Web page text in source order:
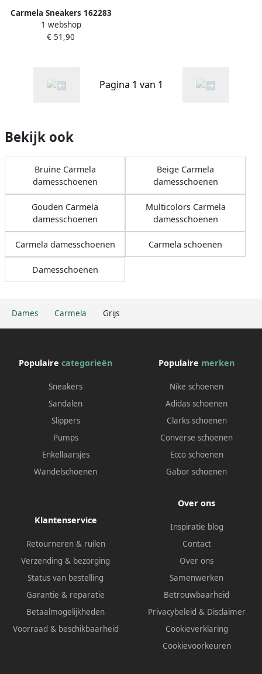
Dames Carmela Grijs
Carmela Sneakers 162283
1 webshop
€ 51,90
Pagina 1 van 1
Bekijk ook
Bruine Carmela
damesschoenen
Beige Carmela
damesschoenen
Gouden Carmela
damesschoenen
Multicolors Carmela
damesschoenen
Carmela damesschoenen Carmela schoenen
Damesschoenen
Populaire categorieën
Sneakers
Sandalen
Slippers
Pumps
Enkellaarsjes
Wandelschoenen
Populaire merken
Nike schoenen
Adidas schoenen
Clarks schoenen
Converse schoenen
Ecco schoenen
Gabor schoenen
Klantenservice
Retourneren & ruilen
Verzending & bezorging
Status van bestelling
Garantie & reparatie
Betaalmogelijkheden
Voorraad & beschikbaarheid
Over ons
Inspiratie blog
Contact
Over ons
Samenwerken
Betrouwbaarheid
Privacybeleid & Disclaimer
Cookieverklaring
Cookievoorkeuren